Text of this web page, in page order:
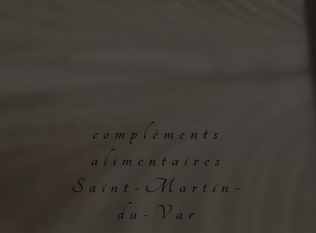
compléments
alimentaires
Saint-Martin-
du-Var